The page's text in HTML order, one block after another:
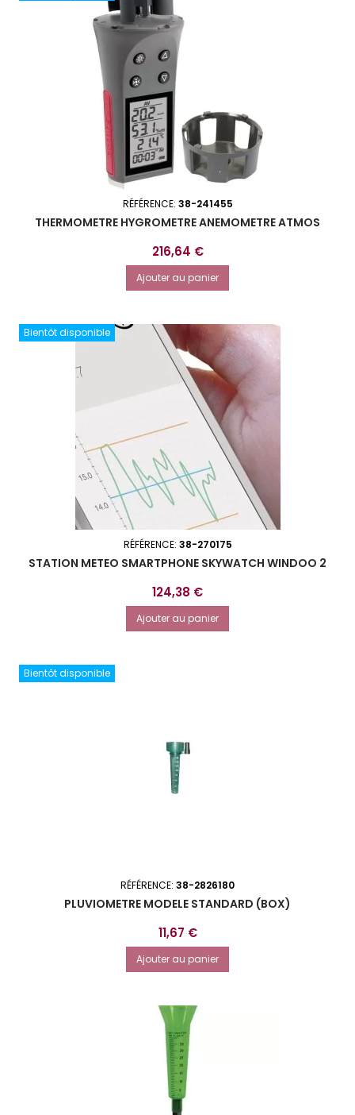
RÉFÉRENCE: 38-241455
THERMOMETRE HYGROMETRE ANEMOMETRE ATMOS
Prix
216,64 €
Ajouter au panier
Bientôt disponible
RÉFÉRENCE: 38-270175
STATION METEO SMARTPHONE SKYWATCH WINDOO 2
Prix
124,38 €
Ajouter au panier
Bientôt disponible
RÉFÉRENCE: 38-2826180
PLUVIOMETRE MODELE STANDARD (BOX)
Prix
11,67 €
Ajouter au panier